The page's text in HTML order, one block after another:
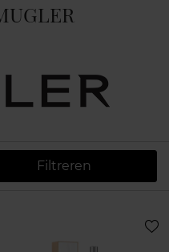
Filtreren